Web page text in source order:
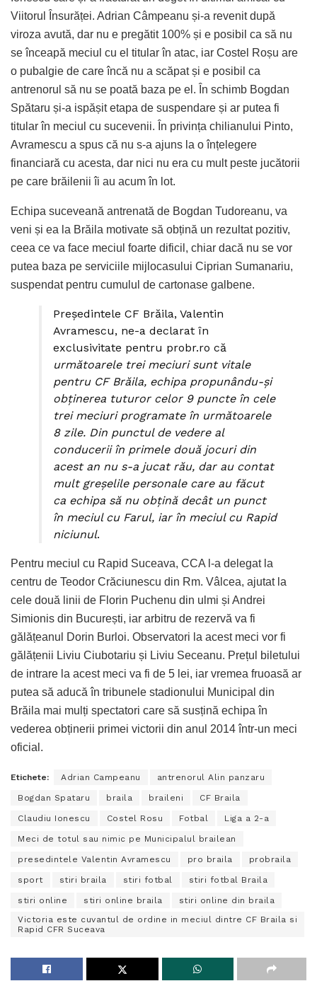
Viitorul Însurăței. Adrian Câmpeanu și-a revenit după
viroza avută, dar nu e pregătit 100% și e posibil ca să nu
se înceapă meciul cu el titular în atac, iar Costel Roșu are
o pubalgie de care încă nu a scăpat și e posibil ca
antrenorul să nu se poată baza pe el. În schimb Bogdan
Spătaru și-a ispășit etapa de suspendare și ar putea fi
titular în meciul cu sucevenii. În privința chilianului Pinto,
Avramescu a spus că nu s-a ajuns la o înțelegere
financiară cu acesta, dar nici nu era cu mult peste jucătorii
pe care brăilenii îi au acum în lot.
Echipa suceveană antrenată de Bogdan Tudoreanu, va
veni și ea la Brăila motivate să obțină un rezultat pozitiv,
ceea ce va face meciul foarte dificil, chiar dacă nu se vor
putea baza pe serviciile mijlocasului Ciprian Sumanariu,
suspendat pentru cumulul de cartonase galbene.
Președintele CF Brăila, Valentin
Avramescu, ne-a declarat în
exclusivitate pentru probr.ro că
următoarele trei meciuri sunt vitale
pentru CF Brăila, echipa propunându-și
obținerea tuturor celor 9 puncte în cele
trei meciuri programate în următoarele
8 zile. Din punctul de vedere al
conducerii în primele două jocuri din
acest an nu s-a jucat rău, dar au contat
mult greșelile personale care au făcut
ca echipa să nu obțină decât un punct
în meciul cu Farul, iar în meciul cu Rapid
niciunul.
Pentru meciul cu Rapid Suceava, CCA l-a delegat la
centru de Teodor Crăciunescu din Rm. Vâlcea, ajutat la
cele două linii de Florin Puchenu din ulmi și Andrei
Simionis din București, iar arbitru de rezervă va fi
gălățeanul Dorin Burloi. Observatori la acest meci vor fi
gălățenii Liviu Ciubotariu și Liviu Seceanu. Prețul biletului
de intrare la acest meci va fi de 5 lei, iar vremea fruoasă ar
putea să aducă în tribunele stadionului Municipal din
Brăila mai mulți spectatori care să susțină echipa în
vederea obținerii primei victorii din anul 2014 într-un meci
oficial.
Etichete: Adrian Campeanu antrenorul Alin panzaru
Bogdan Spataru braila braileni CF Braila
Claudiu Ionescu Costel Rosu Fotbal Liga a 2-a
Meci de totul sau nimic pe Municipalul brailean
presedintele Valentin Avramescu pro braila probraila
sport stiri braila stiri fotbal stiri fotbal Braila
stiri online stiri online braila
stiri online din braila
Victoria este cuvantul de ordine in meciul dintre CF Braila si
Rapid CFR Suceava